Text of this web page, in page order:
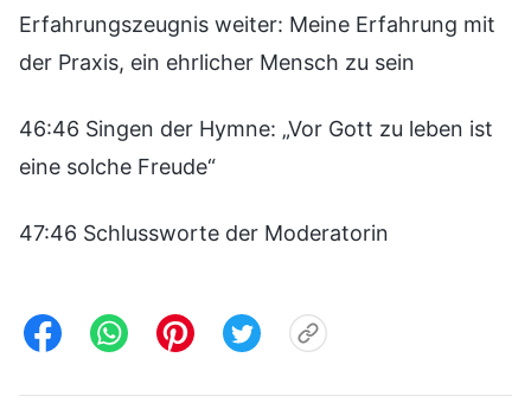
Erfahrungszeugnis weiter: Meine Erfahrung mit
der Praxis, ein ehrlicher Mensch zu sein
46:46 Singen der Hymne: „Vor Gott zu leben ist
eine solche Freude“
47:46 Schlussworte der Moderatorin